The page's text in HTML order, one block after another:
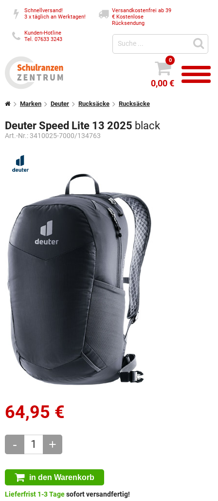
Schnellversand!
3 x täglich an Werktagen!
Versandkostenfrei ab 39
€Kostenlose
Rücksendung
Kunden-Hotline
Tel. 07633 3243
0
0,00 €
Marken Deuter Rucksäcke Rucksäcke
Deuter Speed Lite 13 2025 black
Art.-Nr.: 3410025-7000/134763
64,95 €
- +
in den Warenkorb
Lieferfrist 1-3 Tagesofort versandfertig!